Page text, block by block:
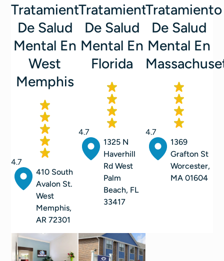
Tratamiento
De Salud
Mental En
West
Memphis
4.7
410 South
Avalon St.
West
Memphis,
AR 72301
Tratamiento
De Salud
Mental En
Florida
4.7
1325 N
Haverhill
Rd West
Palm
Beach, FL
33417
Tratamiento
De Salud
Mental En
4.7
1369
Grafton St
Worcester,
MA 01604